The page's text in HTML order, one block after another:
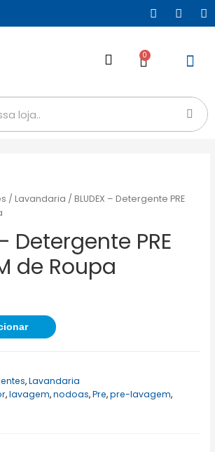
0
/Lavandaria / BLUDEX – Detergente PRE
Detergente PRE
de Roupa
,Lavandaria
,lavagem,nodoas,Pre,pre-lavagem,